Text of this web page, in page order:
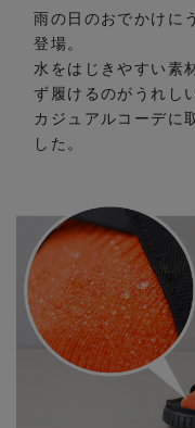
雨の日のおでかけに
登場。
水をはじきやすい素
ず履けるのがうれし
カジュアルコーデに
した。